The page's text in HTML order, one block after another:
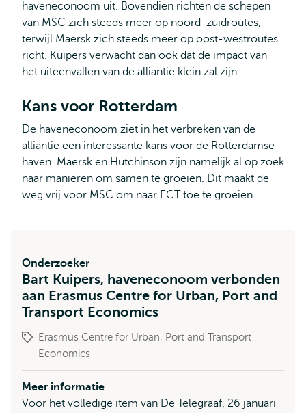
haveneconoom uit. Bovendien richten de schepen
van MSC zich steeds meer op noord-zuidroutes,
terwijl Maersk zich steeds meer op oost-westroutes
richt. Kuipers verwacht dan ook dat de impact van
het uiteenvallen van de alliantie klein zal zijn.
Kans voor Rotterdam
De haveneconoom ziet in het verbreken van de
alliantie een interessante kans voor de Rotterdamse
haven. Maersk en Hutchinson zijn namelijk al op zoek
naar manieren om samen te groeien. Dit maakt de
weg vrij voor MSC om naar ECT toe te groeien.
Onderzoeker
Bart Kuipers, haveneconoom verbonden
aan Erasmus Centre for Urban, Port and
Transport Economics
Erasmus Centre for Urban, Port and Transport
Economics
Meer informatie
Voor het volledige item van De Telegraaf, 26 januari